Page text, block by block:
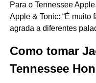
Para o Tennessee
Apple & Tonic: “É muito
agrada a diferentes
Como tomar
Tennessee